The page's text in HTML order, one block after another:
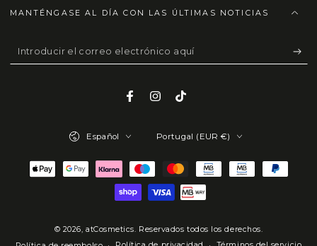
MANTÉNGASE AL DÍA CON LAS ÚLTIMAS NOTICIAS
Introducir
el
Facebook
Instagram
TikTok
© 2026,atCosmetics. Reservados todos los derechos.
Español Portugal (EUR €)
Métodos